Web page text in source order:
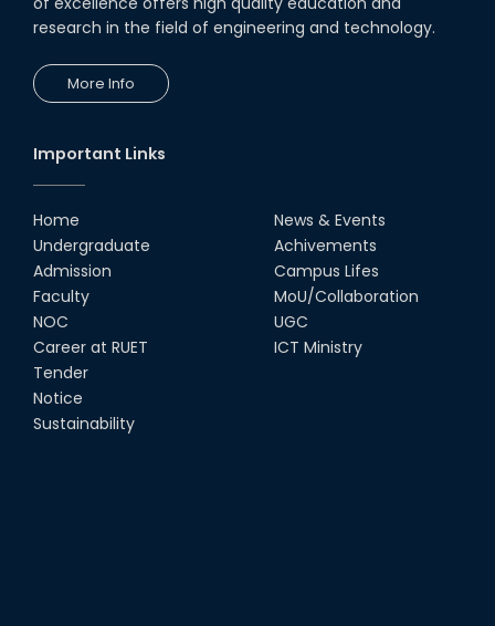
research in the field of engineering and technology.
More Info
Important Links
Home
Undergraduate
Admission
Faculty
NOC
Career at RUET
Tender
Notice
Sustainability
News & Events
Achivements
Campus Lifes
MoU/Collaboration
UGC
ICT Ministry